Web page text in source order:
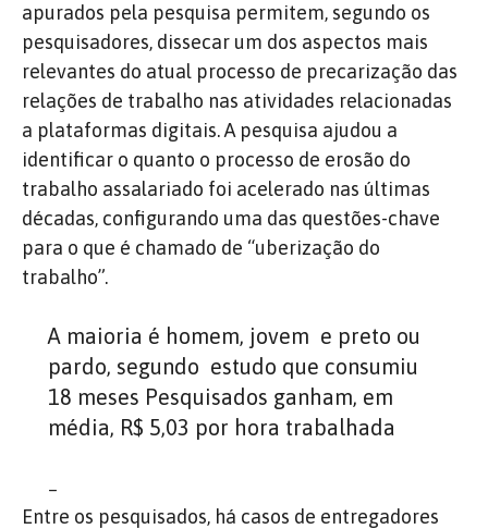
apurados pela pesquisa permitem, segundo os
pesquisadores, dissecar um dos aspectos mais
relevantes do atual processo de precarização das
relações de trabalho nas atividades relacionadas
a plataformas digitais. A pesquisa ajudou a
identificar o quanto o processo de erosão do
trabalho assalariado foi acelerado nas últimas
décadas, configurando uma das questões-chave
para o que é chamado de “uberização do
trabalho”.
A maioria é homem, jovem e preto ou
pardo, segundo estudo que consumiu
18 meses Pesquisados ganham, em
média, R$ 5,03 por hora trabalhada
–
Entre os pesquisados, há casos de entregadores